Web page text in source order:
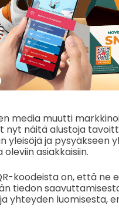
media muutti
nyt näitä alustoja
yleisöjä ja pysyäkseen
oleviin asiakkaisiin.
koodeista on, että ne
tiedon
yhteyden luomisesta,